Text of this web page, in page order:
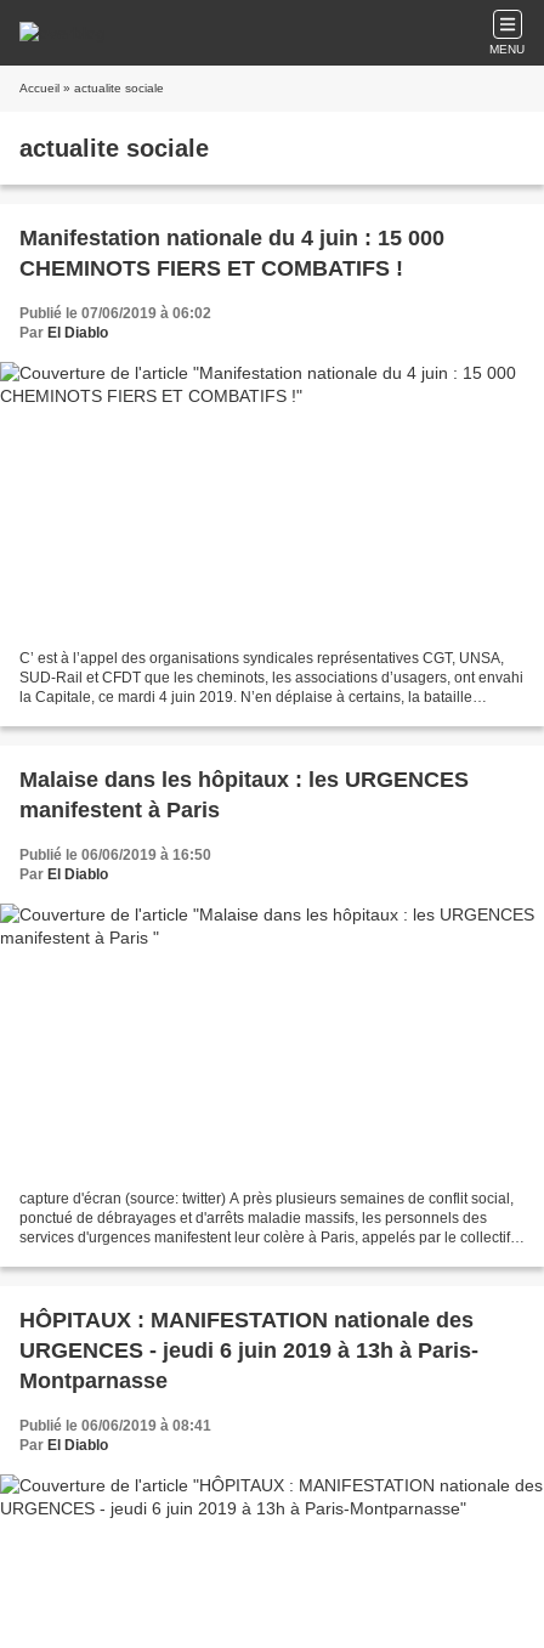
MENU
Accueil » actualite sociale
actualite sociale
Manifestation nationale du 4 juin : 15 000
CHEMINOTS FIERS ET COMBATIFS !
Publié le 07/06/2019 à 06:02
Par El Diablo
C’ est à l’appel des organisations syndicales représentatives CGT, UNSA,
SUD-Rail et CFDT que les cheminots, les associations d’usagers, ont envahi
la Capitale, ce mardi 4 juin 2019. N’en déplaise à certains, la bataille
Malaise dans les hôpitaux : les URGENCES
manifestent à Paris
Publié le 06/06/2019 à 16:50
Par El Diablo
capture d'écran (source: twitter) A près plusieurs semaines de conflit social,
ponctué de débrayages et d'arrêts maladie massifs, les personnels des
services d'urgences manifestent leur colère à Paris, appelés par le collectif
HÔPITAUX : MANIFESTATION nationale des
URGENCES - jeudi 6 juin 2019 à 13h à Paris-
Montparnasse
Publié le 06/06/2019 à 08:41
Par El Diablo